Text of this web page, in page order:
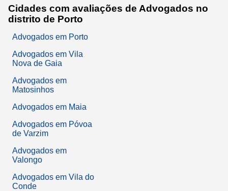
Cidades com avaliações de Advogados no
distrito de Porto
Advogados em Porto
Advogados em Vila
Nova de Gaia
Advogados em
Matosinhos
Advogados em Maia
Advogados em Póvoa
de Varzim
Advogados em
Valongo
Advogados em Vila do
Conde